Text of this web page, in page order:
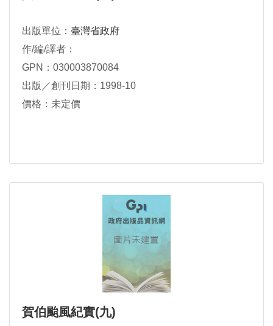
出版單位： 臺灣省政府
作/編/譯者：
GPN：030003870084
出版／創刊日期：1998-10
價格：未定價
賀伯颱風紀實(九)